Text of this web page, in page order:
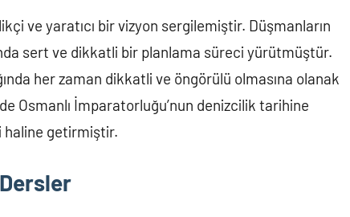
ve yaratıcı bir vizyon sergilemiştir. Düşmanların
sert ve dikkatli bir planlama süreci yürütmüştür.
her zaman dikkatli ve öngörülü olmasına olanak
Osmanlı İmparatorluğu’nun denizcilik tarihine
haline getirmiştir.